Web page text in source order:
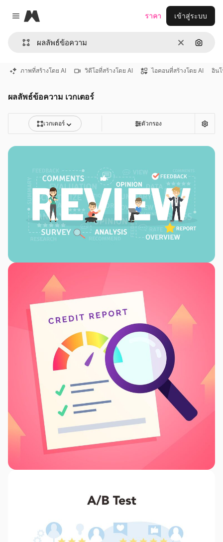
Close menu
Magnific
ชัดเจนค้นหา
ราคา เข้าสู่ระบบ
ภาพที่สร้างโดย AI วิดีโอที่สร้างโดย AI ไอคอนที่สร้างโดย AI อิน
ผลลัพธ์ข้อความ เวกเตอร์
เวกเตอร์ ตัวกรอง